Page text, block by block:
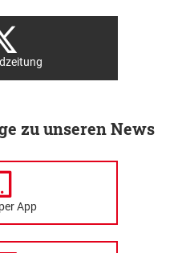
zu unseren News
App